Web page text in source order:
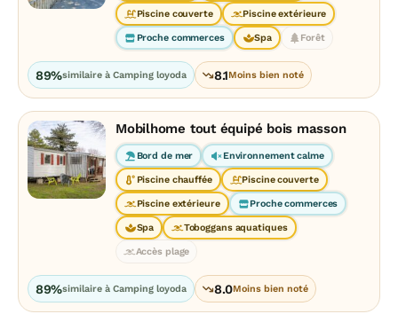
Piscine couverte Piscine extérieure
Proche commerces Spa Forêt
89%similaire à Camping loyoda 8.1Moins bien noté
Mobilhome tout équipé bois masson
Bord de mer Environnement calme
Piscine chauffée Piscine couverte
Piscine extérieure Proche commerces
Spa Toboggans aquatiques
Accès plage
89%similaire à Camping loyoda 8.0Moins bien noté